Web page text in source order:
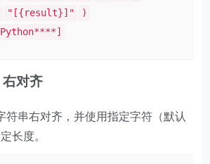
"[{result}]"
)
对齐
符串右对齐，并使用指定字符（默认
长度。